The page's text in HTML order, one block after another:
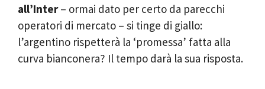
all’Inter– ormai dato per certo da parecchi
operatori di mercato – si tinge di giallo:
l’argentino rispetterà la ‘promessa’ fatta alla
curva bianconera? Il tempo darà la sua risposta.